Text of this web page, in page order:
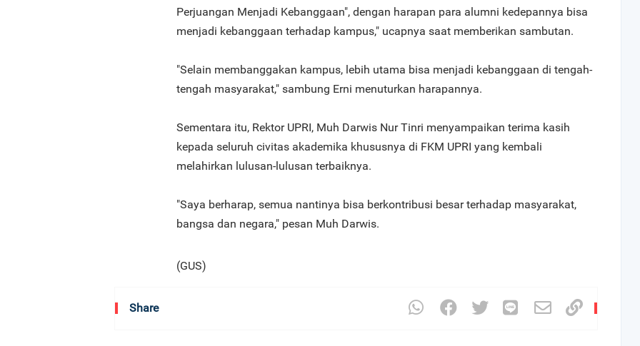
Perjuangan Menjadi Kebanggaan", dengan harapan para alumni kedepannya bisa
menjadi kebanggaan terhadap kampus," ucapnya saat memberikan sambutan.
"Selain membanggakan kampus, lebih utama bisa menjadi kebanggaan di tengah-
tengah masyarakat," sambung Erni menuturkan harapannya.
Sementara itu, Rektor UPRI, Muh Darwis Nur Tinri menyampaikan terima kasih
kepada seluruh civitas akademika khususnya di FKM UPRI yang kembali
melahirkan lulusan-lulusan terbaiknya.
"Saya berharap, semua nantinya bisa berkontribusi besar terhadap masyarakat,
bangsa dan negara," pesan Muh Darwis.
(GUS)
Share